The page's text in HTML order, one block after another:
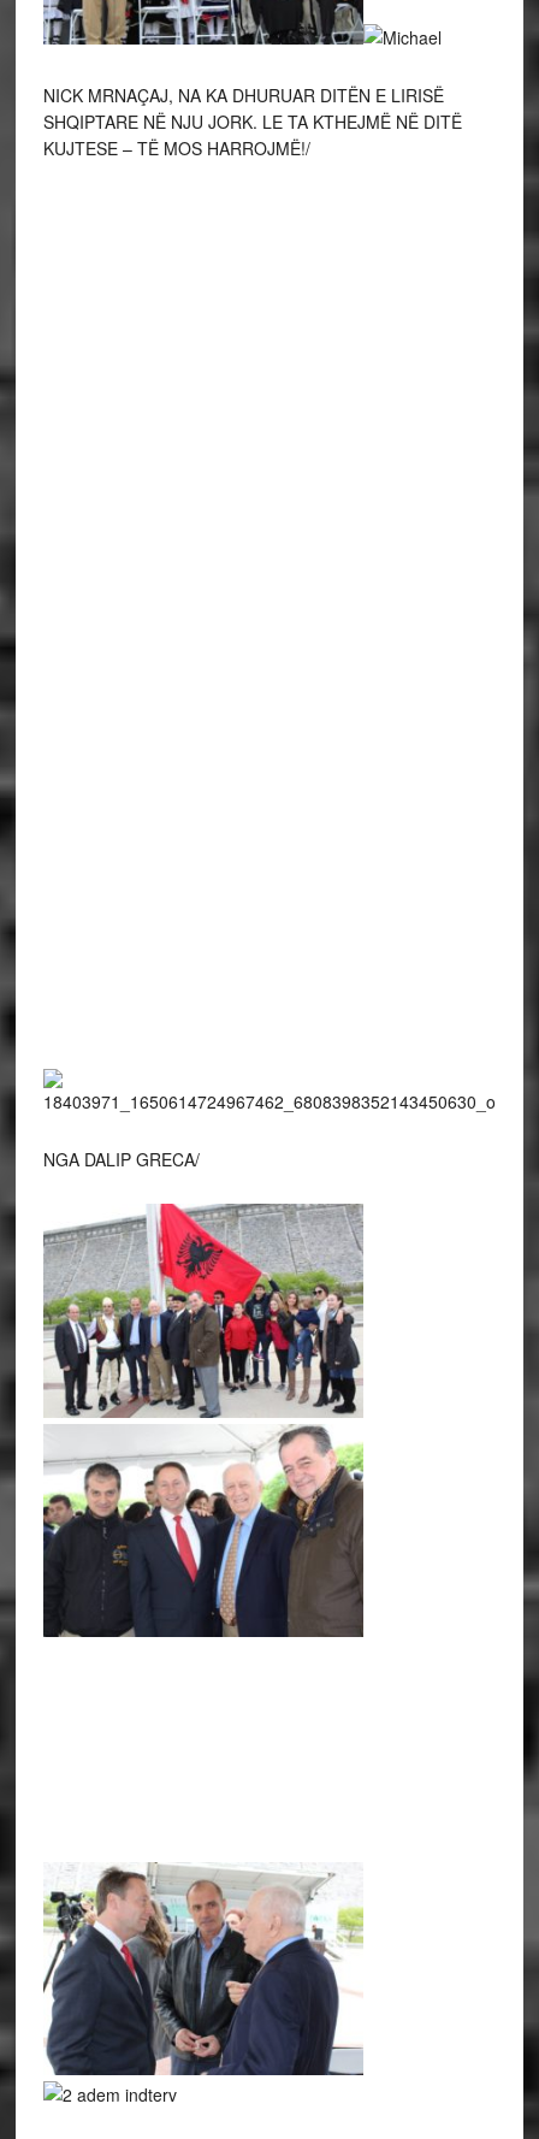
NICK MRNAÇAJ, NA KA DHURUAR DITËN E LIRISË
SHQIPTARE NË NJU JORK. LE TA KTHEJMË NË DITË
KUJTESE – TË MOS HARROJMË!/
NGA DALIP GRECA/